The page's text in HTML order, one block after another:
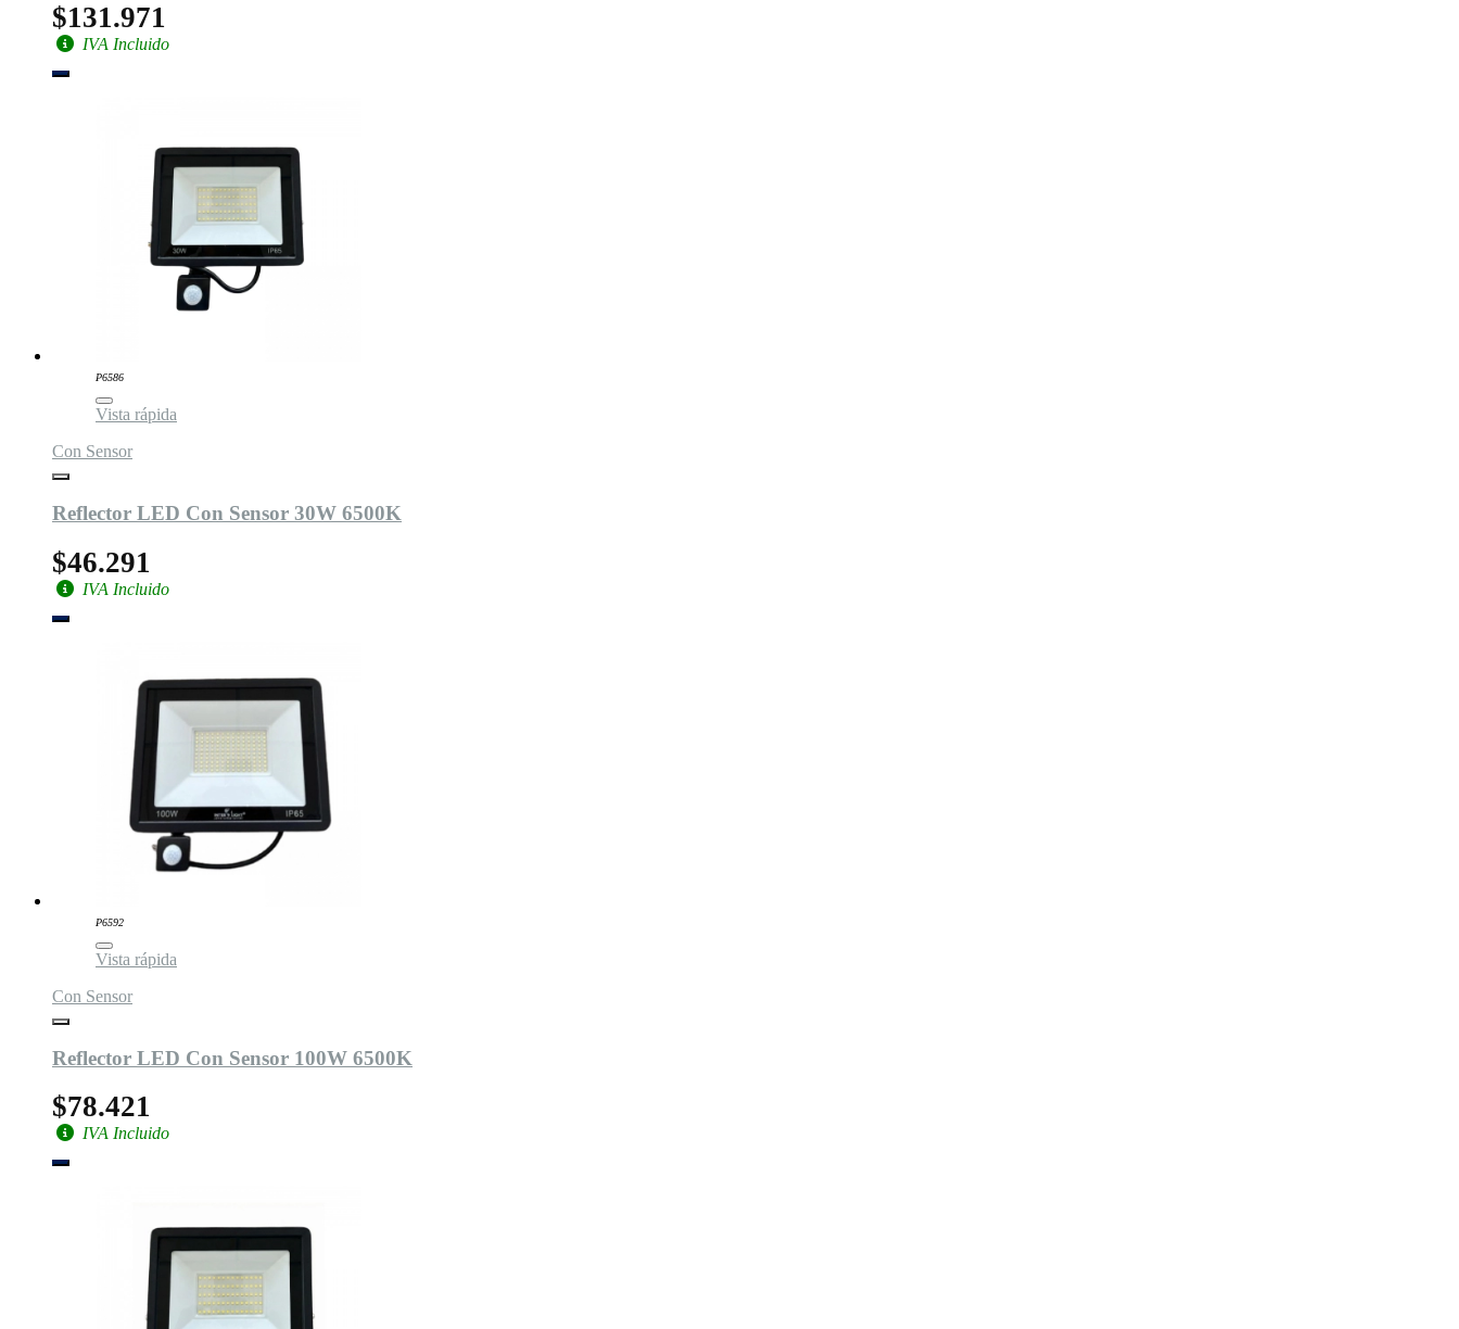
$131.971
IVA Incluido
P6586
Vista rápida
Con Sensor
Reflector LED Con Sensor 30W 6500K
$46.291
IVA Incluido
P6592
Vista rápida
Con Sensor
Reflector LED Con Sensor 100W 6500K
$78.421
IVA Incluido